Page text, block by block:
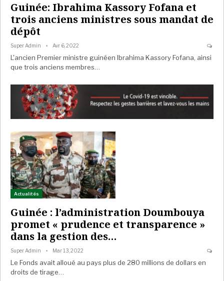
Guinée: Ibrahima Kassory Fofana et
trois anciens ministres sous mandat de
dépôt
Super Admin Avr 6, 2022
L'ancien Premier ministre guinéen Ibrahima Kassory Fofana, ainsi
que trois anciens membres…
Actualités
Guinée : l’administration Doumbouya
promet « prudence et transparence »
dans la gestion des…
Super Admin Mar 13, 2022
Le Fonds avait alloué au pays plus de 280 millions de dollars en
droits de tirage…